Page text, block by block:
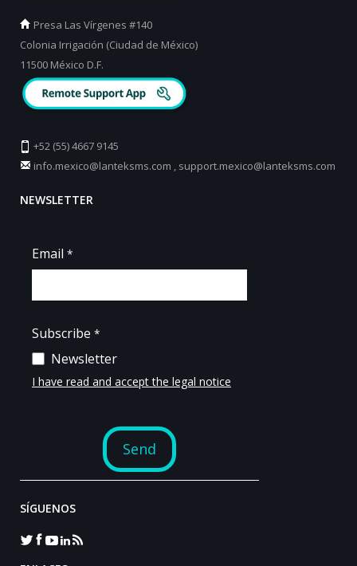
Presa Las Vírgenes #140
Colonia Irrigación (Ciudad de México)
11500 México D.F.
+52 (55) 4667 9145
info.mexico@lanteksms.com , support.mexico@lanteksms.com
NEWSLETTER
SÍGUENOS